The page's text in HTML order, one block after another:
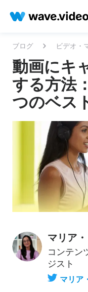
ブログ ビデオ・
動画にキ
する方法
つのベス
マリア
コンテン
ジスト
マリア